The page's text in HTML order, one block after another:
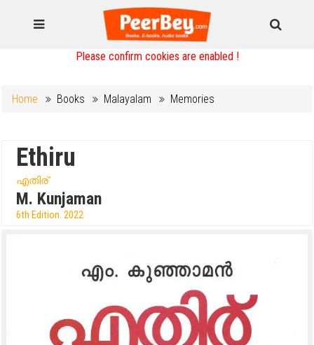
Please confirm cookies are enabled !
Home Books Malayalam Memories
Ethiru
എതിര്
M. Kunjaman
6th Edition. 2022